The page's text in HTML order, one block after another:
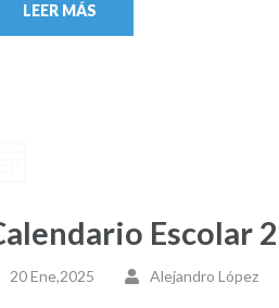
LEER MÁS
Escolar
20 Ene,2025 Alejandro López